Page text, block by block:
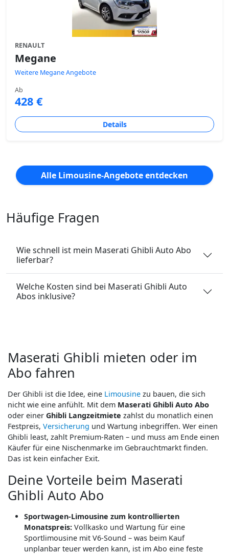
RENAULT
Megane
Weitere Megane Angebote
Ab
428 €
Details
Alle Limousine-Angebote entdecken
Häufige Fragen
Wie schnell ist mein Maserati Ghibli Auto Abo
lieferbar?
Welche Kosten sind bei Maserati Ghibli Auto
Abos inklusive?
Maserati Ghibli mieten oder im
Abo fahren
Der Ghibli ist die Idee, eine Limousine zu bauen, die sich
nicht wie eine anfühlt. Mit dem Maserati Ghibli Auto Abo
oder einer Ghibli Langzeitmiete zahlst du monatlich einen
Festpreis, Versicherung und Wartung inbegriffen. Wer einen
Ghibli least, zahlt Premium-Raten – und muss am Ende einen
Käufer für eine Nischenmarke im Gebrauchtmarkt finden.
Das ist kein einfacher Exit.
Deine Vorteile beim Maserati
Ghibli Auto Abo
Sportwagen-Limousine zum kontrollierten
Monatspreis: Vollkasko und Wartung für eine
Sportlimousine mit V6-Sound – was beim Kauf
unplanbar teuer werden kann, ist im Abo eine feste